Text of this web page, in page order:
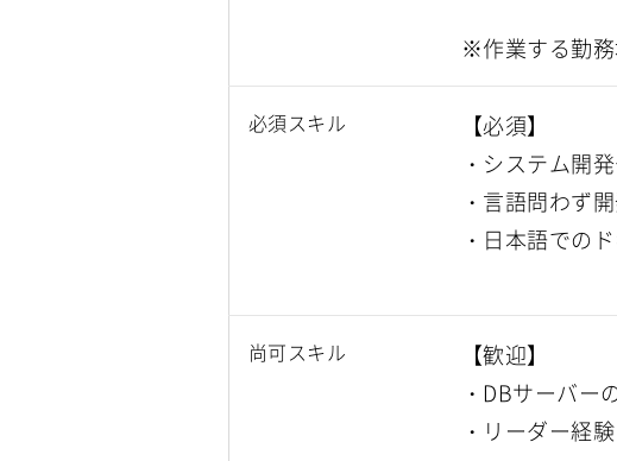
※作業する勤務
必須スキル
【必須】
・システム開
・言語問わず
・日本語での
尚可スキル
【歓迎】
・DBサーバー
・リーダー経験